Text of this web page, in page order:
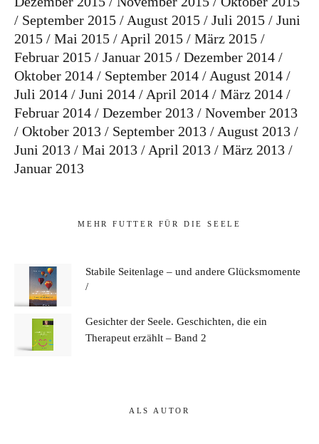
September 2015
August 2015 Juli 2015
Juni
2015
Mai 2015 April 2015
März 2015
Februar 2015
Januar 2015
Dezember 2014
Oktober 2014
September 2014
August 2014
Juli 2014
Juni 2014 April 2014
März 2014
Februar 2014
Dezember 2013
November 2013
Oktober 2013
September 2013
August 2013
Juni 2013
Mai 2013 April 2013
März 2013
Januar 2013
MEHR FUTTER FÜR DIE SEELE
Stabile Seitenlage – und andere Glücksmomente
Gesichter der Seele. Geschichten, die ein
Therapeut erzählt – Band 2
ALS AUTOR